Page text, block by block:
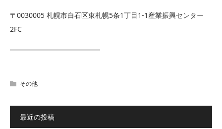
〒0030005 札幌市白石区東札幌5条1丁目1-1産業振興センター
2FC
━━━━━━━━━━━━━
その他
最近の投稿